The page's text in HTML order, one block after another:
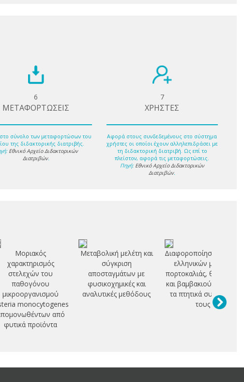
6
ΜΕΤΑΦΟΡΤΩΣΕΙΣ
σύνολο των μεταφορτώσων του
της διδακτορικής διατριβής.
Εθνικό Αρχείο Διδακτορικών
Διατριβών.
7
ΧΡΗΣΤΕΣ
Αφορά στους συνδεδεμένους στο σύστημα
χρήστες οι οποίοι έχουν αλληλεπιδράσει με
τη διδακτορική διατριβή. Ως επί το
πλείστον, αφορά τις μεταφορτώσεις.
Πηγή: Εθνικό Αρχείο Διδακτορικών
Διατριβών.
Μοριακός
χαρακτηρισμός
στελεχών του
παθογόνου
μικροοργανισμού
monocytogenes
από
φυτικά προϊόντα
Μεταβολική μελέτη και
σύγκριση
αποσταγμάτων με
φυσικοχημικές και
αναλυτικές μεθόδους
Διαφοροποίηση αμιγών
ελληνικών μελιών
πορτοκαλιάς, θυμαριού
και βαμβακιού με βάση
τα πτητικά συστατικά
τους